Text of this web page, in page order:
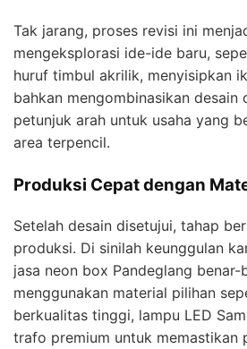
Tak jarang, proses revisi ini
mengeksplorasi ide-ide baru,
huruf timbul akrilik, menyisipkan
bahkan mengombinasikan desain
petunjuk arah untuk usaha yang
area terpencil.
Produksi Cepat dengan
Setelah desain disetujui, tahap
produksi. Di sinilah keunggulan
jasa neon box Pandeglang benar-
menggunakan material pilihan
berkualitas tinggi, lampu LED
trafo premium untuk memastikan